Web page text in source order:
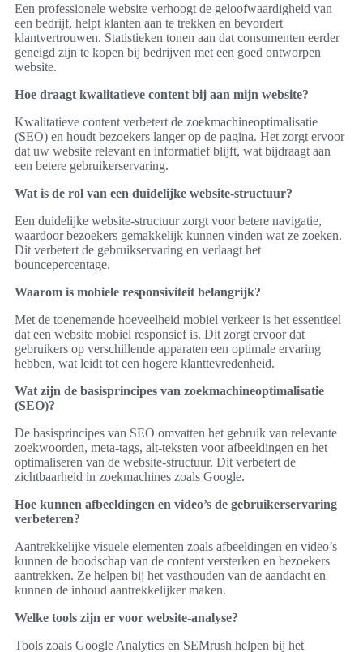
Een professionele website verhoogt de geloofwaardigheid van
een bedrijf, helpt klanten aan te trekken en bevordert
klantvertrouwen. Statistieken tonen aan dat consumenten eerder
geneigd zijn te kopen bij bedrijven met een goed ontworpen
website.
Hoe draagt kwalitatieve content bij aan mijn website?
Kwalitatieve content verbetert de zoekmachineoptimalisatie
(SEO) en houdt bezoekers langer op de pagina. Het zorgt ervoor
dat uw website relevant en informatief blijft, wat bijdraagt aan
een betere gebruikerservaring.
Wat is de rol van een duidelijke website-structuur?
Een duidelijke website-structuur zorgt voor betere navigatie,
waardoor bezoekers gemakkelijk kunnen vinden wat ze zoeken.
Dit verbetert de gebruikservaring en verlaagt het
bouncepercentage.
Waarom is mobiele responsiviteit belangrijk?
Met de toenemende hoeveelheid mobiel verkeer is het essentieel
dat een website mobiel responsief is. Dit zorgt ervoor dat
gebruikers op verschillende apparaten een optimale ervaring
hebben, wat leidt tot een hogere klanttevredenheid.
Wat zijn de basisprincipes van zoekmachineoptimalisatie
(SEO)?
De basisprincipes van SEO omvatten het gebruik van relevante
zoekwoorden, meta-tags, alt-teksten voor afbeeldingen en het
optimaliseren van de website-structuur. Dit verbetert de
zichtbaarheid in zoekmachines zoals Google.
Hoe kunnen afbeeldingen en video’s de gebruikerservaring
verbeteren?
Aantrekkelijke visuele elementen zoals afbeeldingen en video’s
kunnen de boodschap van de content versterken en bezoekers
aantrekken. Ze helpen bij het vasthouden van de aandacht en
kunnen de inhoud aantrekkelijker maken.
Welke tools zijn er voor website-analyse?
Tools zoals Google Analytics en SEMrush helpen bij het